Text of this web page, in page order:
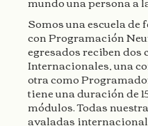
Somos una escuela
con Programación
egresados reciben
Internacionales, una
otra como
tiene una duración de
módulos. Todas
avaladas